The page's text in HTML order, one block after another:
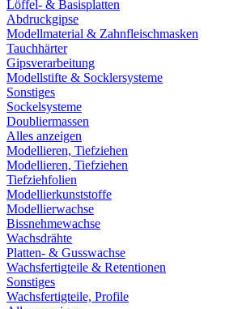
Löffel- & Basisplatten
Abdruckgipse
Modellmaterial & Zahnfleischmasken
Tauchhärter
Gipsverarbeitung
Modellstifte & Socklersysteme
Sonstiges
Sockelsysteme
Doubliermassen
Alles anzeigen
Modellieren, Tiefziehen
Modellieren, Tiefziehen
Tiefziehfolien
Modellierkunststoffe
Modellierwachse
Bissnehmewachse
Wachsdrähte
Platten- & Gusswachse
Wachsfertigteile & Retentionen
Sonstiges
Wachsfertigteile, Profile